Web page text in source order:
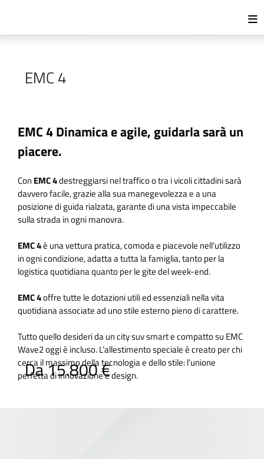
EMC 4
Da 15.800 €
EMC 4 Dinamica e agile, guidarla sarà un
piacere.
Con EMC 4destreggiarsi nel traffico o tra i vicoli cittadini sarà
davvero facile, grazie alla sua manegevolezza e a una
posizione di guida rialzata, garante di una vista impeccabile
sulla strada in ogni manovra.
EMC 4è una vettura pratica, comoda e piacevole nell’utilizzo
in ogni condizione, adatta a tutta la famiglia, tanto per la
logistica quotidiana quanto per le gite del week-end.
EMC 4offre tutte le dotazioni utili ed essenziali nella vita
quotidiana associate ad uno stile esterno pieno di carattere.
Tutto quello desideri da un city suv smart e compatto su EMC
Wave2 oggi è incluso. L’allestimento speciale è creato per chi
cerca il massimo della tecnologia e dello stile: l’unione
perfetta di innovazione e design.